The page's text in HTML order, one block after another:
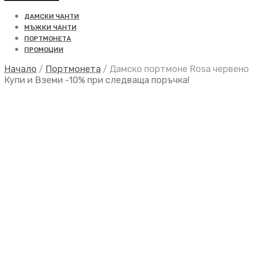
ДАМСКИ ЧАНТИ
МЪЖКИ ЧАНТИ
ПОРТМОНЕТА
ПРОМОЦИИ
Начало / Портмонета / Дамско портмоне Rosa червено
Купи и Вземи -10% при следваща поръчка!